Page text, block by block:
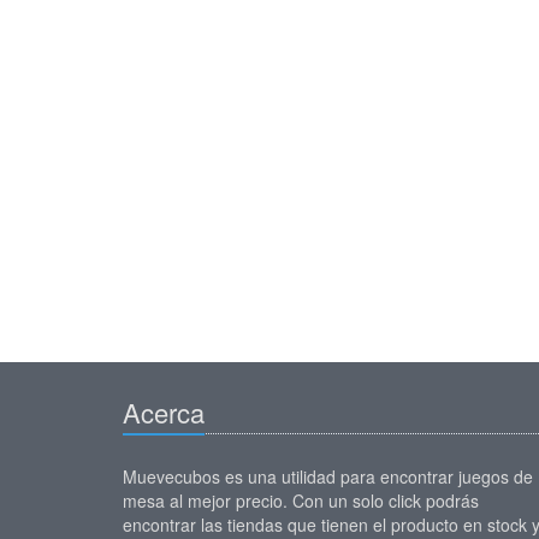
Acerca
Muevecubos es una utilidad para encontrar juegos de
mesa al mejor precio. Con un solo click podrás
encontrar las tiendas que tienen el producto en stock y